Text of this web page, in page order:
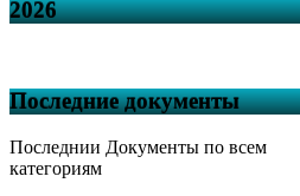
2026
Последние документы
Последнии Документы по всем
категориям